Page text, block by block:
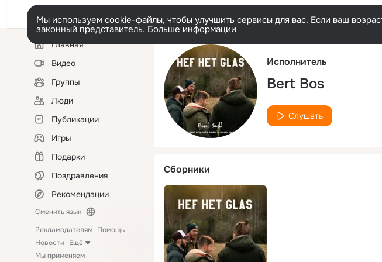
Мы используем cookie-файлы, чтобы улучшить сервисы для вас. Если ваш
законный представитель. Больше информации
Левая
колонкаГлавная
Видео
Группы
Люди
Публикации
Игры
Подарки
Поздравления
Рекомендации
Сменить язык
Рекламодателям Помощь
Новости Ещё
Мы применяем
Исполнитель
Bert Bos
Слушать
Сборники